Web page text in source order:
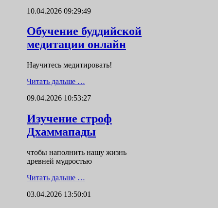
10.04.2026 09:29:49
Обучение буддийской
медитации онлайн
Научитесь медитировать!
Читать дальше …
09.04.2026 10:53:27
Изучение строф
Дхаммапады
чтобы наполнить нашу жизнь
древней мудростью
Читать дальше …
03.04.2026 13:50:01